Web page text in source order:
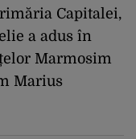
Capitalei,
a adus în
Marmosim
Marius